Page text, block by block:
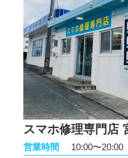
スマホ修理専門店
営業時間
10:00〜20:00